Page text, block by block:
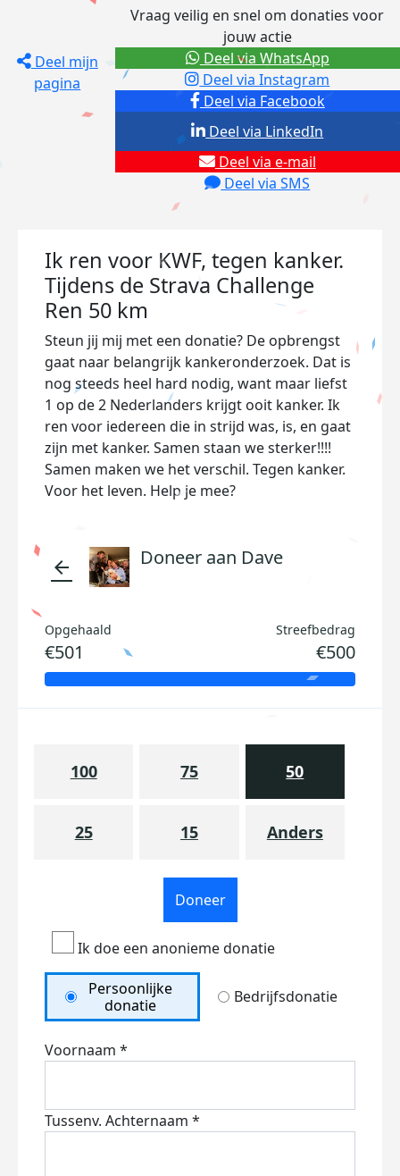
Deel mijn
pagina
Vraag veilig en snel om donaties voor
jouw actie
Deel via Facebook
Deel via Instagram
Deel via e-mail
Deel via SMS
Deel via LinkedIn
Deel via WhatsApp
Ik ren voor KWF, tegen kanker.
Tijdens de Strava Challenge
Ren 50 km
Steun jij mij met een donatie? De opbrengst
gaat naar belangrijk kankeronderzoek. Dat is
nog steeds heel hard nodig, want maar liefst
1 op de 2 Nederlanders krijgt ooit kanker. Ik
ren voor iedereen die in strijd was, is, en gaat
zijn met kanker. Samen staan we sterker!!!!
Samen maken we het verschil. Tegen kanker.
Voor het leven. Help je mee?
arrow_back Doneer aan Dave
Opgehaald
€501
Streefbedrag
€500
100 75 50
25 15 Anders
Doneer
Ik doe een anonieme donatie
Persoonlijke
donatie
Bedrijfsdonatie
Voornaam *
Tussenv. Achternaam *